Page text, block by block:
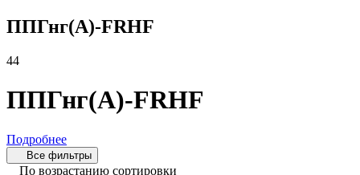
ППГнг(А)-FRHF
44
ППГнг(А)-FRHF
Подробнее
Все фильтры
По возрастанию сортировки